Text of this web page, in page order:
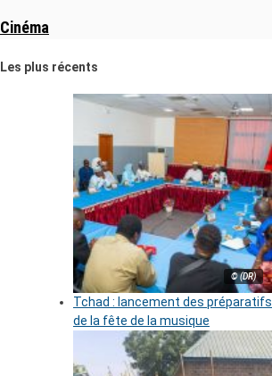
Cinéma
Les plus récents
© (DR)
Tchad : lancement des préparatifs
de la fête de la musique